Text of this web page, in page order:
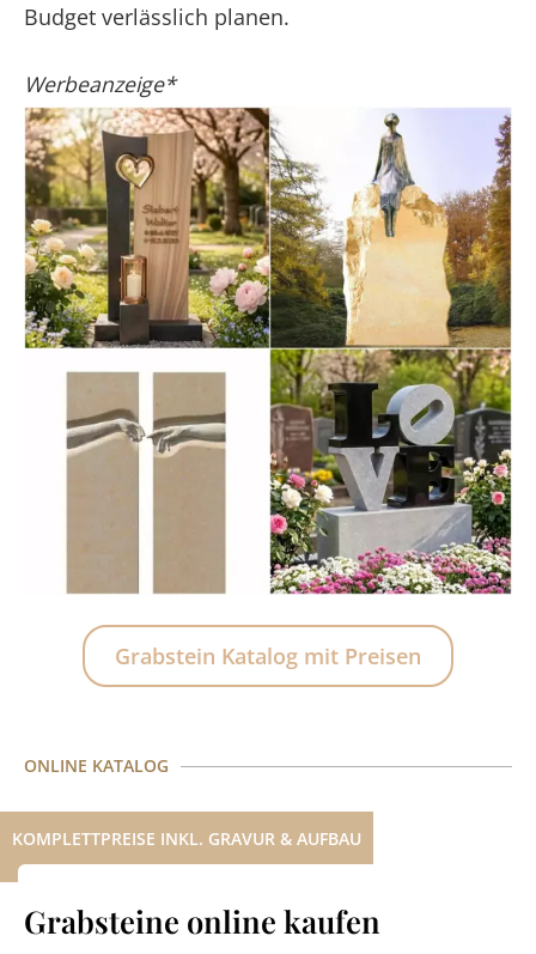
Budget verlässlich planen.
Werbeanzeige*
Grabstein Katalog mit Preisen
ONLINE KATALOG
KOMPLETTPREISE INKL. GRAVUR & AUFBAU
Grabsteine online kaufen